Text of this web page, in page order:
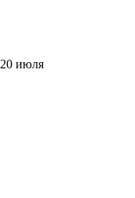
20 июля